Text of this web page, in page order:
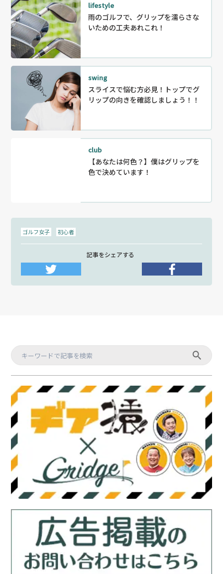
lifestyle
雨のゴルフで、グリップを濡らさな
いための工夫あれこれ！
swing
スライスで悩む方必見！トップでグ
リップの向きを確認しましょう！！
club
【あなたは何色？】僕はグリップを
色で決めています！
ゴルフ女子 初心者
記事をシェアする